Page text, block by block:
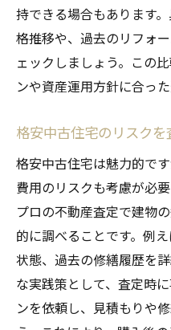
持できる場合もあります
格推移や、過去のリフォ
ェックしましょう。この
ンや資産運用方針に合っ
格安中古住宅のリスク
格安中古住宅は魅力的で
費用のリスクも考慮が必
プロの不動産査定で建物
的に調べることです。例
状態、過去の修繕履歴を
な実践策として、査定時
ンを依頼し、見積もりや